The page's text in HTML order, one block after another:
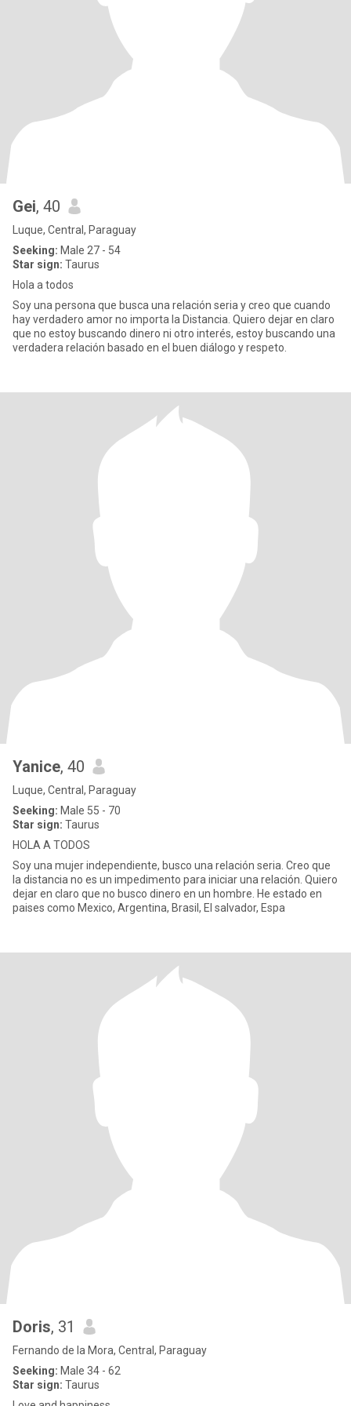
Gei, 40
Luque, Central, Paraguay
Seeking: Male 27 - 54
Star sign: Taurus
Hola a todos
Soy una persona que busca una relación seria y creo que cuando
hay verdadero amor no importa la Distancia. Quiero dejar en claro
que no estoy buscando dinero ni otro interés, estoy buscando una
verdadera relación basado en el buen diálogo y respeto.
Yanice, 40
Luque, Central, Paraguay
Seeking: Male 55 - 70
Star sign: Taurus
HOLA A TODOS
Soy una mujer independiente, busco una relación seria. Creo que
la distancia no es un impedimento para iniciar una relación. Quiero
dejar en claro que no busco dinero en un hombre. He estado en
paises como Mexico, Argentina, Brasil, El salvador, Espa
Doris, 31
Fernando de la Mora, Central, Paraguay
Seeking: Male 34 - 62
Star sign: Taurus